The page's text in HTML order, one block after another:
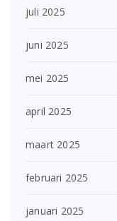
juli 2025
juni 2025
mei 2025
april 2025
maart 2025
februari 2025
januari 2025